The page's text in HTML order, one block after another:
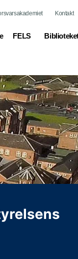
Kontakt
FELS